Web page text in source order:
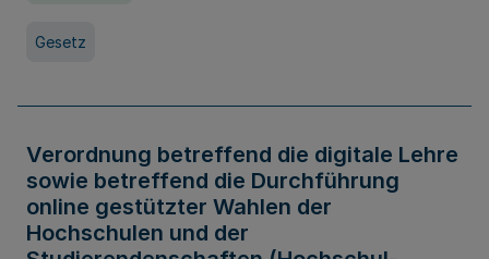
Gesetz
Verordnung betreffend die digitale Lehre
sowie betreffend die Durchführung
online gestützter Wahlen der
Hochschulen und der